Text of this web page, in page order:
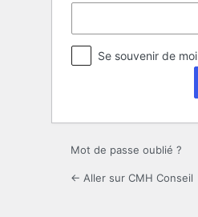
Se souvenir de moi
Mot de passe oublié ?
← Aller sur CMH Conseil